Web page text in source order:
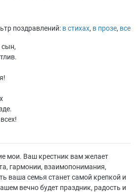
поздравлений: в стихах, в прозе, все
сын,
мои. Ваш крестник вам желает
гармонии, взаимопонимания,
ваша семья станет самой крепкой и
вечно будет праздник, радость и